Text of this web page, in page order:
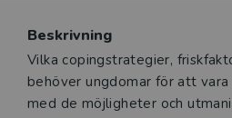
Beskrivning
Beskrivning
Vilka copingstrategier,
behöver ungdomar för att
med de möjligheter och